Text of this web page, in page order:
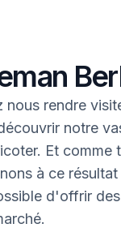
nous rendre
notre
Et comme
à ce
d'offrir